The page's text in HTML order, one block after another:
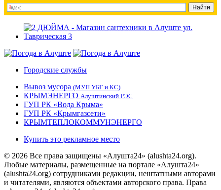
Городские службы
Вывоз мусора (МУП УБГ и КС)
КРЫМЭНЕРГО Алуштинский РЭС
ГУП РК «Вода Крыма»
ГУП РК «Крымгазсети»
КРЫМТЕПЛОКОММУНЭНЕРГО
Купить это рекламное место
© 2026 Все права защищены «Алушта24» (alushta24.org).
Любые материалы, размещенные на портале «Алушта24»
(alushta24.org) сотрудниками редакции, нештатными авторами
и читателями, являются объектами авторского права. Права